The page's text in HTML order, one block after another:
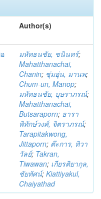
Author(s)
มหัทธนชัย, ชนินทร์;
Mahatthanachai,
Chanin; ชุ่มอุ่น, มานพ;
Chum-un, Manop;
มหัทธนชัย, บุษราภรณ์;
Mahatthanachai,
Butsaraporn; ธารา
พิทักษ์วงศ์, จิตราภรณ์;
Tarapitakwong,
Jittaporn; ต๊ะการ, ทิวา
วัลย์; Takran,
Tiwawan; เกียรติยากุล,
ชัยทัศน์; Kiattiyakul,
Chaiyathad